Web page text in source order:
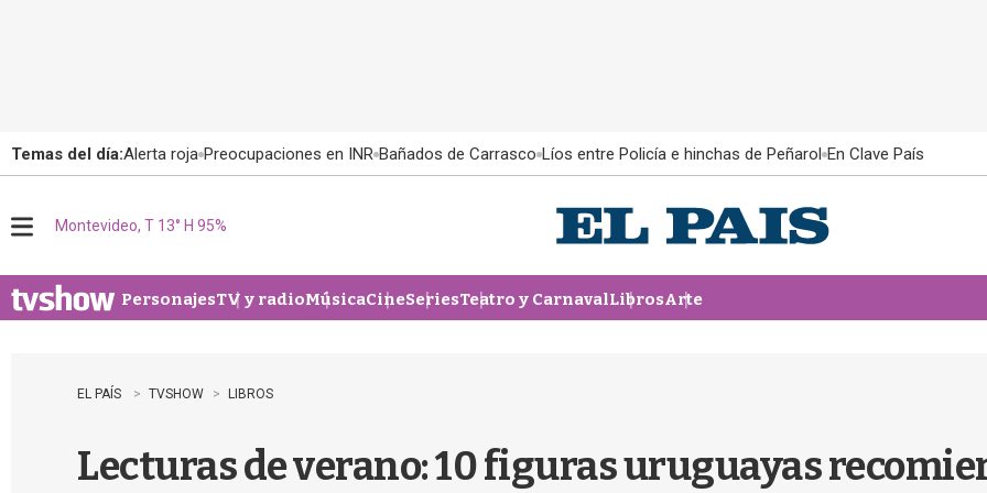
Temas del día:Alerta roja Preocupaciones en INR Bañados de Carrasco Líos entre Policía e hinchas de Peñarol En Clave País
u
Montevideo, T 13° H 95%
PersonajesTV y radioMúsicaCineSeriesTeatro y CarnavalLibrosArte
EL PAÍS TVSHOW LIBROS
Lecturas de verano: 10 figuras uruguayas